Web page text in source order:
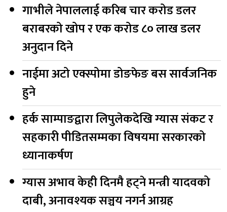
गाभीले नेपाललाई करिब चार करोड डलर
बराबरको खोप र एक करोड ८० लाख डलर
अनुदान दिने
नाईमा अटो एक्स्पोमा डोङफेङ बस सार्वजनिक
हुने
हर्क साम्पाङद्वारा लिपुलेकदेखि ग्यास संकट र
सहकारी पीडितसम्मका विषयमा सरकारको
ध्यानाकर्षण
ग्यास अभाव केही दिनमै हट्ने मन्त्री यादवको
दाबी, अनावश्यक सञ्चय नगर्न आग्रह